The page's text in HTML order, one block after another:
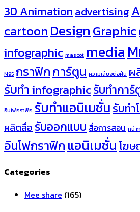
3D Animationadvertising
cartoonDesignGraphic
infographic mascot media
N95 กราฟิกการ์ตูน ความเสี่ยงต่อฝุ่น ผ
รับทำ infographicรับทำการ์
อินโฟกราฟิก รับทำแอนิเมชั่นรับท
ผลิตสื่อ รับออกแบบ สื่อการสอน หน้า
อินโฟกราฟิก แอนิเมชั่นโฆ
Categories
Mee share (165)